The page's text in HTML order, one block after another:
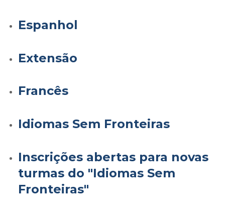
Espanhol
Extensão
Francês
Idiomas Sem Fronteiras
Inscrições abertas para novas
turmas do "Idiomas Sem
Fronteiras"